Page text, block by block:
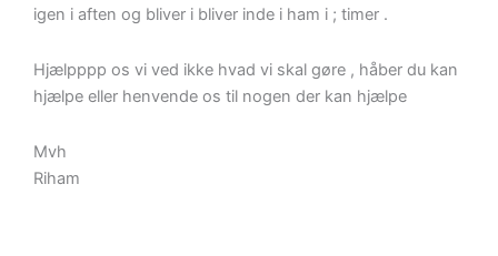
igen i aften og bliver i bliver inde i ham i ; timer .
Hjælpppp os vi ved ikke hvad vi skal gøre , håber du kan
hjælpe eller henvende os til nogen der kan hjælpe
Mvh
Riham